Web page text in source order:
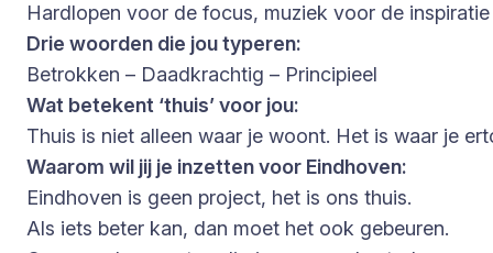
Hardlopen voor de focus, muziek voor de inspiratie
Drie woorden die jou typeren:
Betrokken – Daadkrachtig – Principieel
Wat betekent ‘thuis’ voor jou:
Thuis is niet alleen waar je woont. Het is waar je
Waarom wil jij je inzetten voor Eindhoven:
Eindhoven is geen project, het is ons thuis.
Als iets beter kan, dan moet het ook gebeuren.